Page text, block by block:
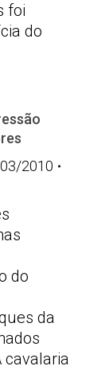
foi
do
2010
do
da
cavalaria